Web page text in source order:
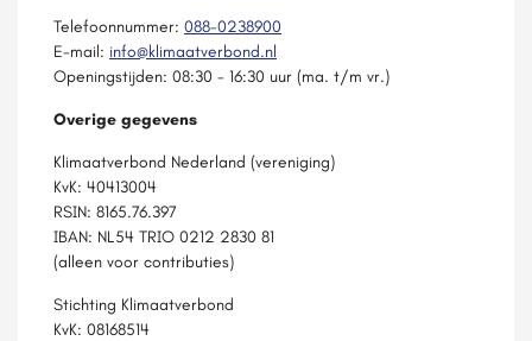
Telefoonnummer: 088-0238900
E-mail: info@klimaatverbond.nl
Openingstijden: 08:30 - 16:30 uur (ma. t/m vr.)
Overige gegevens
Klimaatverbond Nederland (vereniging)
KvK: 40413004
RSIN: 8165.76.397
IBAN: NL54 TRIO 0212 2830 81
(alleen voor contributies)
Stichting Klimaatverbond
KvK: 08168514